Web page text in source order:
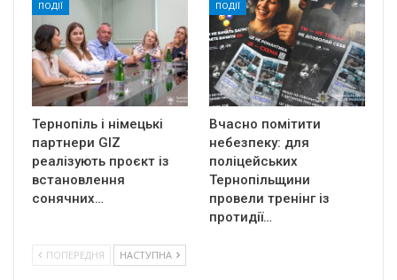
ПОДІЇ
Тернопіль і німецькі
партнери GIZ
реалізують проєкт із
встановлення
сонячних…
ПОДІЇ
Вчасно помітити
небезпеку: для
поліцейських
Тернопільщини
провели тренінг із
протидії…
ПОПЕРЕДНЯ НАСТУПНА